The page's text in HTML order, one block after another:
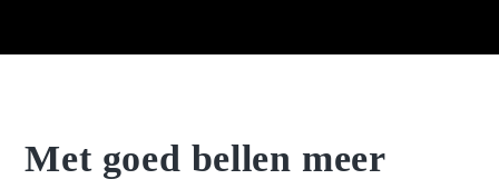
Met goed bellen meer